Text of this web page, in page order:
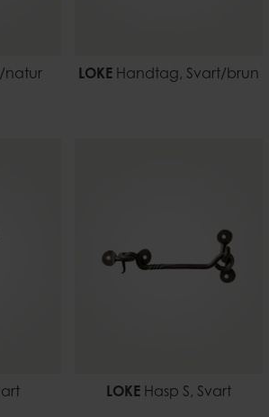
natur LOKEHandtag, Svart/brun
LOKEHasp S, Svart